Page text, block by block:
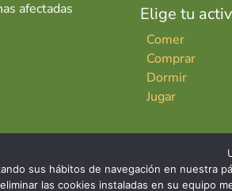
afectadas
Elige tu
Comer
Comprar
Dormir
Jugar
sus hábitos de navegación en nuestra
las cookies instaladas en su equipo